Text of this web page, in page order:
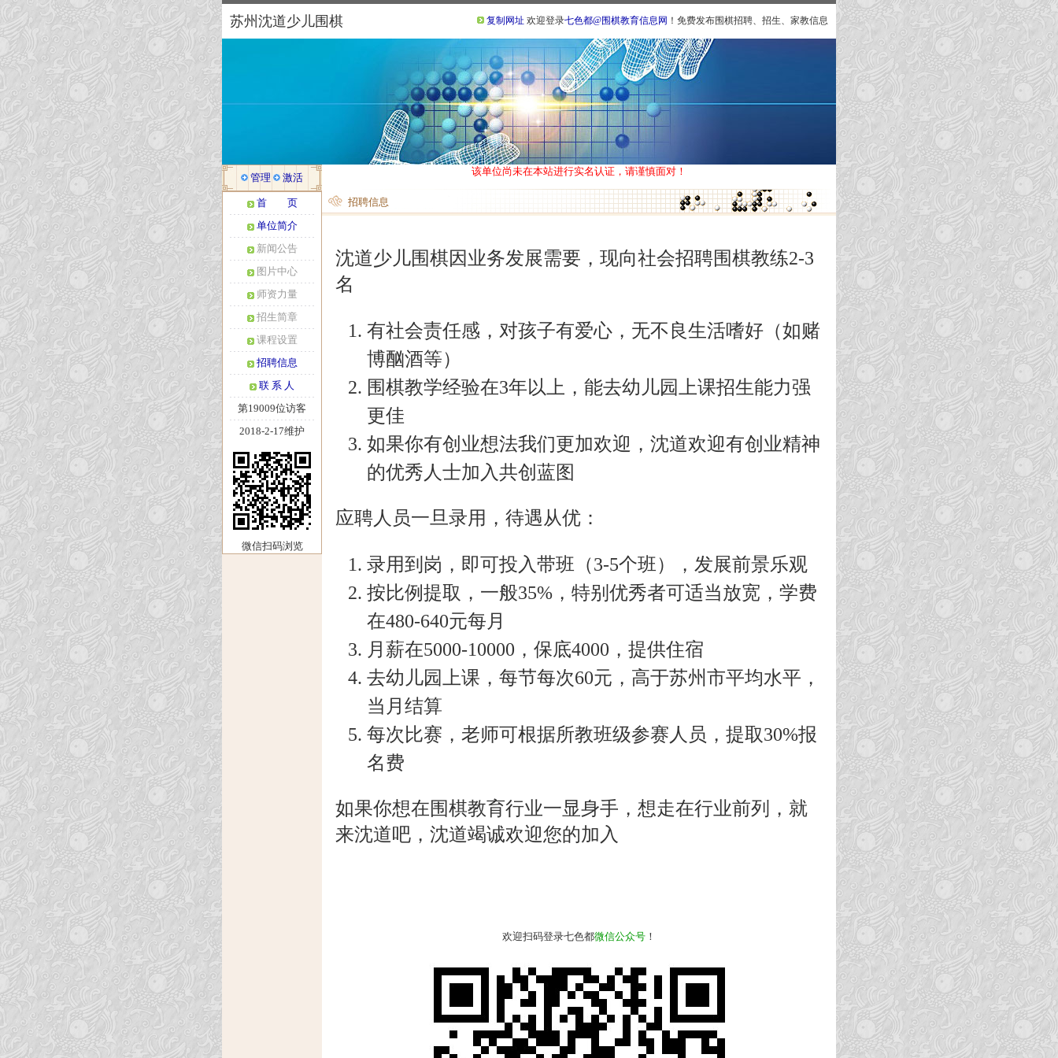
苏州沈道少儿围棋 复制网址 欢迎登录七色都@围棋教育信息网 ！免费发布围棋招聘、招生、家教信息
管理 激活
首 页
单位简介
新闻公告
图片中心
师资力量
招生简章
课程设置
招聘信息
联 系 人
第19009位访客
2018-2-17维护
微信扫码浏览
该单位尚未在本站进行实名认证，请谨慎面对！
招聘信息
沈道少儿围棋因业务发展需要，现向社会招聘围棋教练2-3
名
有社会责任感，对孩子有爱心，无不良生活嗜好（如赌
博酗酒等）
围棋教学经验在3年以上，能去幼儿园上课招生能力强
更佳
如果你有创业想法我们更加欢迎，沈道欢迎有创业精神
的优秀人士加入共创蓝图
应聘人员一旦录用，待遇从优：
录用到岗，即可投入带班（3-5个班），发展前景乐观
按比例提取，一般35%，特别优秀者可适当放宽，学费
在480-640元每月
月薪在5000-10000，保底4000，提供住宿
去幼儿园上课，每节每次60元，高于苏州市平均水平，
当月结算
每次比赛，老师可根据所教班级参赛人员，提取30%报
名费
如果你想在围棋教育行业一显身手，想走在行业前列，就
来沈道吧，沈道竭诚欢迎您的加入
欢迎扫码登录七色都微信公众号 ！